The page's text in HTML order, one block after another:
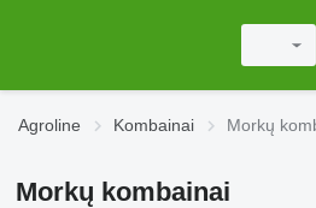
Agroline Kombainai Morkų
Morkų kombainai